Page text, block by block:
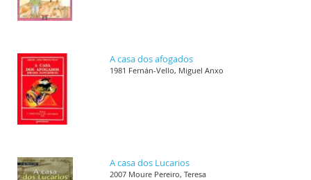
A casa dos afogados
1981 Fernán-Vello, Miguel Anxo
A casa dos Lucarios
2007 Moure Pereiro, Teresa